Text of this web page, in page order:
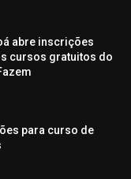
abre inscrições
cursos gratuitos do
para curso de